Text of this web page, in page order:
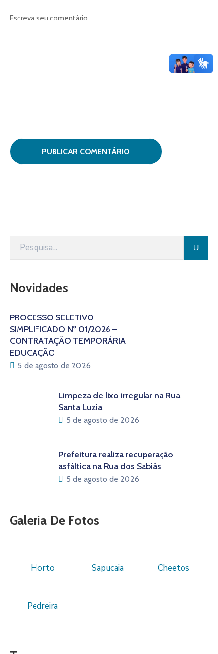
Novidades
PROCESSO SELETIVO
SIMPLIFICADO Nº 01/2026 –
CONTRATAÇÃO TEMPORÁRIA
EDUCAÇÃO
5 de agosto de 2026
Limpeza de lixo irregular na Rua
Santa Luzia
5 de agosto de 2026
Prefeitura realiza recuperação
asfáltica na Rua dos Sabiás
5 de agosto de 2026
Galeria De Fotos
Horto Sapucaia Cheetos
Pedreira